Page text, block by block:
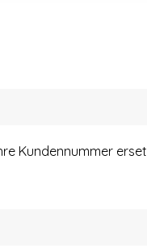
Kundennummer